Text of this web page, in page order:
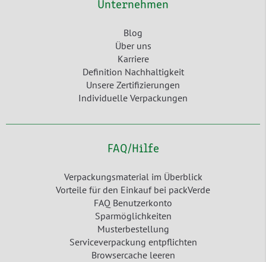
Unternehmen
Blog
Über uns
Karriere
Definition Nachhaltigkeit
Unsere Zertifizierungen
Individuelle Verpackungen
FAQ/Hilfe
Verpackungsmaterial im Überblick
Vorteile für den Einkauf bei packVerde
FAQ Benutzerkonto
Sparmöglichkeiten
Musterbestellung
Serviceverpackung entpflichten
Browsercache leeren